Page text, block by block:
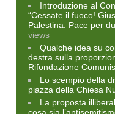
Introduzione al
“Cessate il fuoco!
Palestina. Pace per
views
Qualche idea su
destra sulla
Rifondazione
Lo scempio della
piazza della Chiesa
La proposta